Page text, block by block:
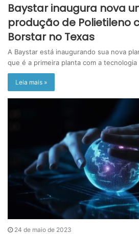
Baystar inaugura nova
produção de Polietileno
Borstar no Texas
A Baystar está inaugurando sua nova
que é a primeira planta com a
Leia mais »
24 de maio de 2023